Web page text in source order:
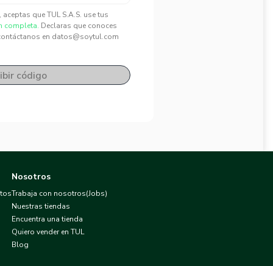
que TUL S.A.S. use tus
completa. Declaras que conoces
en datos@soytul.com
código
Nosotros
Trabaja con nosotros(Jobs)
Nuestras tiendas
Encuentra una tienda
Quiero vender en TUL
Blog